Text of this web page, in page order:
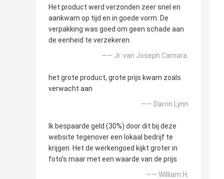
Het product werd verzonden zeer snel en
aankwam op tijd en in goede vorm. De
verpakking was goed om geen schade aan
de eenheid te verzekeren.
—— Jr. van Joseph Camara.
het grote product, grote prijs kwam zoals
verwacht aan
—— Darrin Lynn
Ik bespaarde geld (30%) door dit bij deze
website tegenover een lokaal bedrijf te
krijgen. Het de werkengoed kijkt groter in
foto's maar met een waarde van de prijs
—— William H.